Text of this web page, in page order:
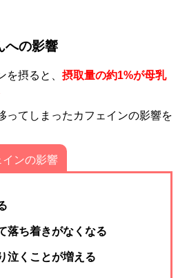
への影響
摂ると、 摂取量の約1%が母乳
ってしまったカフェインの影響を
ンの影響
落ち着きがなくなる
泣くことが増える